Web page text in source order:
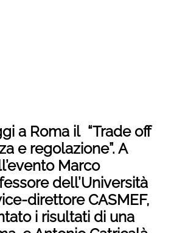
a Roma il “Trade off
e regolazione”. A
Marco
dell’Università
direttore CASMEF,
i risultati di una